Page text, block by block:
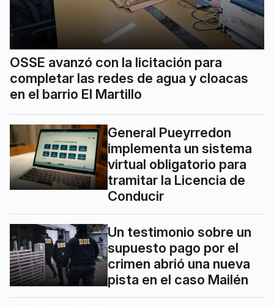
OSSE avanzó con la licitación para
completar las redes de agua y cloacas
en el barrio El Martillo
General Pueyrredon
implementa un sistema
virtual obligatorio para
tramitar la Licencia de
Conducir
Un testimonio sobre un
supuesto pago por el
crimen abrió una nueva
pista en el caso Mailén